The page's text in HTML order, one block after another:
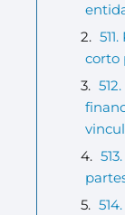
corto